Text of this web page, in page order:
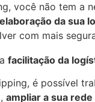
você não tem a
elaboração da sua
com mais
facilitação da
é possível
ampliar a sua